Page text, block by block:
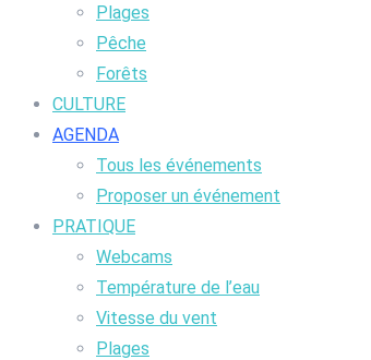
Plages
Pêche
Forêts
CULTURE
AGENDA
Tous les événements
Proposer un événement
PRATIQUE
Webcams
Température de l’eau
Vitesse du vent
Plages